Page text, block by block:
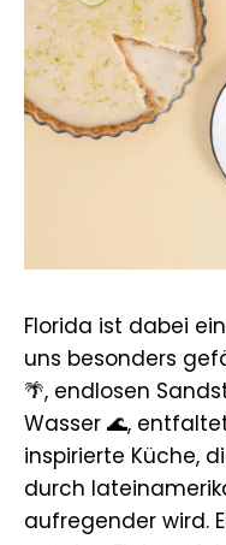
Florida ist dabei
uns besonders
🌴, endlosen
Wasser 🌊,
inspirierte Küche,
durch
aufregender wird.